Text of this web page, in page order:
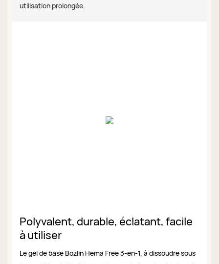
utilisation prolongée.
Polyvalent, durable, éclatant, facile
à utiliser
Le gel de base Bozlin Hema Free 3-en-1, à dissoudre sous